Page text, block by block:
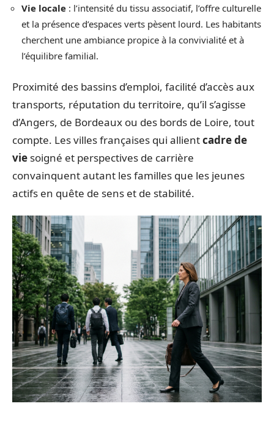
Vie locale : l’intensité du tissu associatif, l’offre culturelle
et la présence d’espaces verts pèsent lourd. Les habitants
cherchent une ambiance propice à la convivialité et à
l’équilibre familial.
Proximité des bassins d’emploi, facilité d’accès aux
transports, réputation du territoire, qu’il s’agisse
d’Angers, de Bordeaux ou des bords de Loire, tout
compte. Les villes françaises qui allientcadre de
vie soigné et perspectives de carrière
convainquent autant les familles que les jeunes
actifs en quête de sens et de stabilité.